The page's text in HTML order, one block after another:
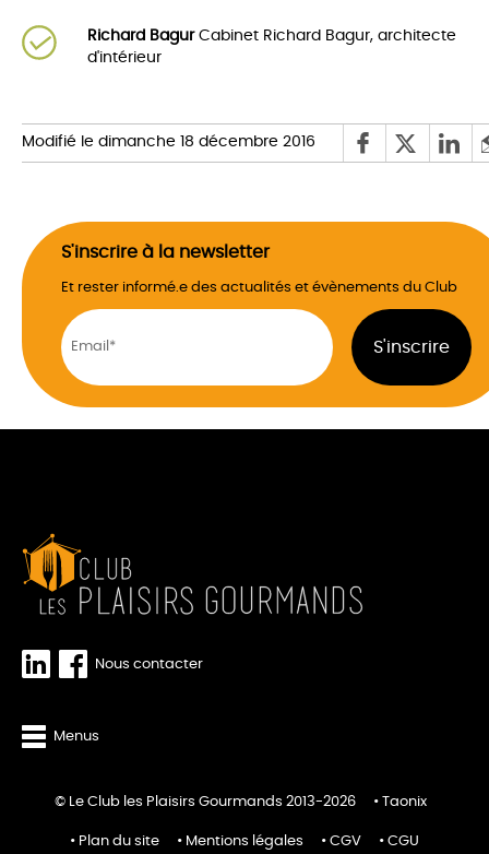
Richard Bagur Cabinet Richard Bagur, architecte
d'intérieur
Modifié le dimanche 18 décembre 2016
S'inscrire à la newsletter
Et rester informé.e des actualités et évènements du Club
Nous contacter
Menus
© Le Club les Plaisirs Gourmands 2013-2026 Taonix
Plan du site Mentions légales CGV CGU